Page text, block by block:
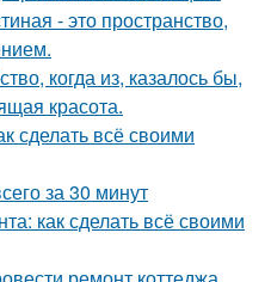
- это пространство,
когда из, казалось бы,
красота.
сделать всё своими
за 30 минут
как сделать всё своими